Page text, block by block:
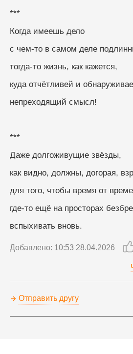
***
Когда имеешь дело
с чем-то в самом деле
тогда-то жизнь, как кажется,
куда отчётливей и
непреходящий смысл!
***
Даже долгоживущие звёзды,
как видно, должны, догорая,
для того, чтобы время от
где-то ещё на просторах
вспыхивать вновь.
Добавлено: 10:53 28.04.2026
Отправить другу